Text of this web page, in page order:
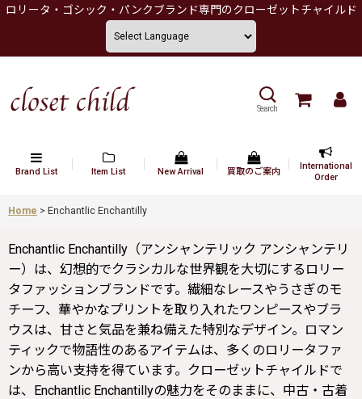
ロリータ・ゴシック・パンクブランド専門のクローゼットチャイルド
Search
Brand List Item List New Arrival 買取のご案内
International
Order
Home > Enchantlic Enchantilly
Enchantlic Enchantilly（アンシャンテリック アンシャンテリ
ー）は、幻想的でクラシカルな世界観を大切にするロリー
タファッションブランドです。繊細なレースやうさぎのモ
チーフ、華やかなプリントを取り入れたワンピースやブラ
ウスは、甘さと気品を兼ね備えた特別なデザイン。ロマン
ティックで物語性のあるアイテムは、多くのロリータファ
ンから高い支持を得ています。クローゼットチャイルドで
は、Enchantlic Enchantillyの魅力をそのままに、中古・古着